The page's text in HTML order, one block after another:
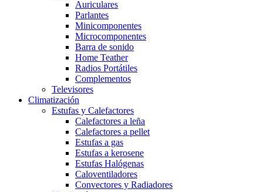
Auriculares
Parlantes
Minicomponentes
Microcomponentes
Barra de sonido
Home Teather
Radios Portátiles
Complementos
Televisores
Climatización
Estufas y Calefactores
Calefactores a leña
Calefactores a pellet
Estufas a gas
Estufas a kerosene
Estufas Halógenas
Caloventiladores
Convectores y Radiadores